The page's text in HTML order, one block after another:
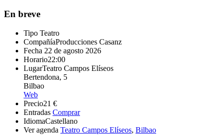
En breve
Tipo Teatro
CompañíaProducciones Casanz
Fecha 22 de agosto 2026
Horario22:00
LugarTeatro Campos Elíseos
Bertendona, 5
Bilbao
Web
Precio21 €
Entradas Comprar
IdiomaCastellano
Ver agenda Teatro Campos Elíseos, Bilbao